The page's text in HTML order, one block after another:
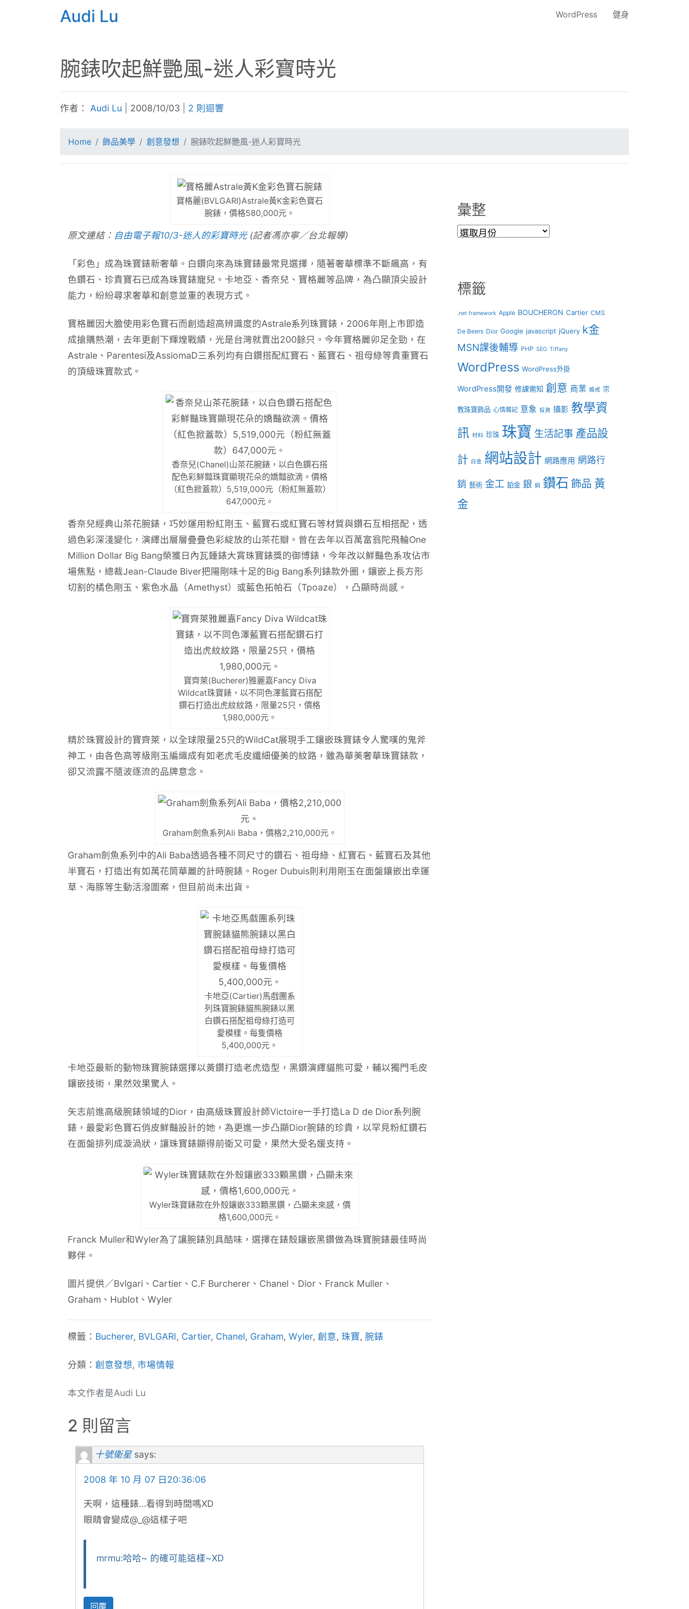
Audi Lu WordPress 健身
腕錶吹起鮮艷風-迷人彩寶時光
作者： Audi Lu 2008/10/03 2 則迴響
Home 飾品美學 創意發想 腕錶吹起鮮艷風-迷人彩寶時光
寶格麗(BVLGARI)Astrale黃K金彩色寶石
腕錶，價格580,000元。
原文連結： 自由電子報10/3-迷人的彩寶時光(記者馮亦寧／台北報導)
「彩色」成為珠寶錶新奢華。白鑽向來為珠寶錶最常見選擇，隨著奢華標準不斷飆高，有
色鑽石、珍貴寶石已成為珠寶錶寵兒。卡地亞、香奈兒、寶格麗等品牌，為凸顯頂尖設計
能力，紛紛尋求奢華和創意並重的表現方式。
寶格麗因大膽使用彩色寶石而創造超高辨識度的Astrale系列珠寶錶，2006年剛上市即造
成搶購熱潮，去年更創下輝煌戰績，光是台灣就賣出200餘只。今年寶格麗卯足全勁，在
Astrale、Parentesi及AssiomaD三系列均有白鑽搭配紅寶石、藍寶石、祖母綠等貴重寶石
的頂級珠寶款式。
香奈兒(Chanel)山茶花腕錶，以白色鑽石搭
配色彩鮮豔珠寶顯現花朵的嬌豔欲滴。價格
（紅色掀蓋款）5,519,000元（粉紅無蓋款）
647,000元。
香奈兒經典山茶花腕錶，巧妙運用粉紅剛玉、藍寶石或紅寶石等材質與鑽石互相搭配，透
過色彩深淺變化，演繹出層層疊疊色彩綻放的山茶花瓣。曾在去年以百萬富翁陀飛輪One
Million Dollar Big Bang榮獲日內瓦鍾錶大賞珠寶錶獎的御博錶，今年改以鮮豔色系攻佔市
場焦點，總裁Jean-Claude Biver把陽剛味十足的Big Bang系列錶款外圈，鑲嵌上長方形
切割的橘色剛玉、紫色水晶（Amethyst）或藍色拓帕石（Tpoaze），凸顯時尚感。
寶齊萊(Bucherer)雅麗嘉Fancy Diva
Wildcat珠寶錶，以不同色澤藍寶石搭配
鑽石打造出虎紋紋路，限量25只，價格
1,980,000元。
精於珠寶設計的寶齊萊，以全球限量25只的WildCat展現手工鑲嵌珠寶錶令人驚嘆的鬼斧
神工，由各色高等級剛玉編織成有如老虎毛皮纖細優美的紋路，雖為華美奢華珠寶錶款，
卻又流露不隨波逐流的品牌意念。
Graham劍魚系列Ali Baba，價格2,210,000元。
Graham劍魚系列中的Ali Baba透過各種不同尺寸的鑽石、祖母綠、紅寶石、藍寶石及其他
半寶石，打造出有如萬花筒華麗的計時腕錶。Roger Dubuis則利用剛玉在面盤鑲嵌出幸運
草、海豚等生動活潑圖案，但目前尚未出貨。
卡地亞(Cartier)馬戲團系
列珠寶腕錶貓熊腕錶以黑
白鑽石搭配祖母綠打造可
愛模樣。每隻價格
5,400,000元。
卡地亞最新的動物珠寶腕錶選擇以黃鑽打造老虎造型，黑鑽演繹貓熊可愛，輔以獨門毛皮
鑲嵌技術，果然效果驚人。
矢志前進高級腕錶領域的Dior，由高級珠寶設計師Victoire一手打造La D de Dior系列腕
錶，最愛彩色寶石俏皮鮮豔設計的她，為更進一步凸顯Dior腕錶的珍貴，以罕見粉紅鑽石
在面盤排列成漩渦狀，讓珠寶錶顯得前衛又可愛，果然大受名媛支持。
Wyler珠寶錶款在外殼鑲嵌333顆黑鑽，凸顯未來感，價
格1,600,000元。
Franck Muller和Wyler為了讓腕錶別具酷味，選擇在錶殼鑲嵌黑鑽做為珠寶腕錶最佳時尚
夥伴。
圖片提供／Bvlgari、Cartier、C.F Burcherer、Chanel、Dior、Franck Muller、
Graham、Hublot、Wyler
標籤： Bucherer, BVLGARI, Cartier, Chanel, Graham, Wyler, 創意, 珠寶, 腕錶
分類： 創意發想, 市場情報
本文作者是Audi Lu
2 則留言
十號衛星 says:
2008 年 10 月 07 日20:36:06
天啊，這種錶…看得到時間嗎XD
眼睛會變成@_@這樣子吧
mrmu:哈哈~ 的確可能這樣~XD
回覆
彙整
彙
標籤
.net framework Apple BOUCHERON Cartier CMS
De Beers Dior Google javascript jQuery k金
MSN課後輔導 PHP SEO Tiffany
WordPress WordPress外掛
WordPress開發 修課需知 創意 商業 婚戒 宗
教珠寶飾品 心情雜記 意象 投資 攝影 教學資
訊 材料 珍珠 珠寶 生活記事 產品設
計 白金 網站設計 網路應用 網路行
銷 藝術 金工 鉑金 銀 銅 鑽石 飾品 黃
金